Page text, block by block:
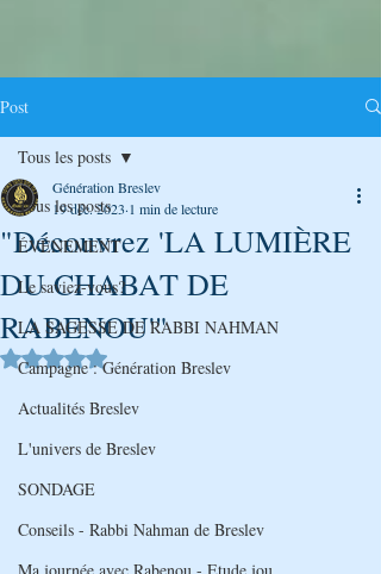
Post
Tous les posts
ÉVÉNEMENT
Le saviez-vous?
LA SAGESSE DE RABBI NAHMAN
Campagne : Génération Breslev
Actualités Breslev
L'univers de Breslev
SONDAGE
Conseils - Rabbi Nahman de Breslev
Ma journée avec Rabenou - Etude jou
Tous les posts
"Découvrez 'LA LUMIÈRE
DU CHABAT DE
RABENOU'"
Génération Breslev
19 déc. 2023 1 min de lecture
Noté NaN étoiles sur 5.